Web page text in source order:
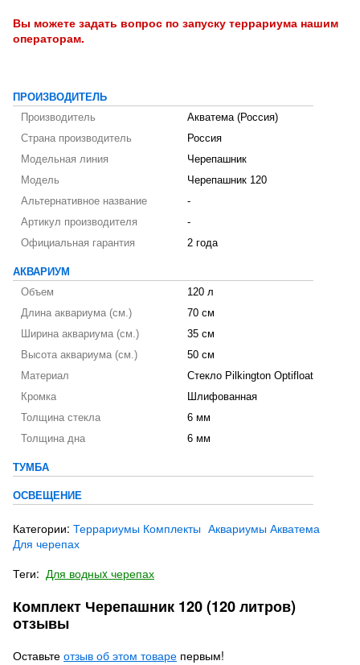
Вы можете задать вопрос по запуску террариума нашим
операторам.
ПРОИЗВОДИТЕЛЬ
Производитель
Акватема (Россия)
Страна производитель
Россия
Модельная линия
Черепашник
Модель
Черепашник 120
Альтернативное название
-
Артикул производителя
-
Официальная гарантия
2 года
АКВАРИУМ
Объем
120 л
Длина аквариума (см.)
70 см
Ширина аквариума (см.)
35 см
Высота аквариума (см.)
50 см
Материал
Стекло Pilkington Optifloat
Кромка
Шлифованная
Толщина стекла
6 мм
Толщина дна
6 мм
ТУМБА
ОСВЕЩЕНИЕ
Категории: Террариумы Комплекты Аквариумы Акватема
Для черепах
Теги: Для водныx черепах
Комплект Черепашник 120 (120 литров)
отзывы
Оставьте отзыв об этом товаре первым!